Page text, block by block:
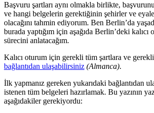
Başvuru şartları aynı olmakla birlikte,
ve hangi belgelerin gerektiğinin şehirler ve
olacağını tahmin ediyorum. Ben Berlin’da
burada yaptığım için aşağıda Berlin’deki kalıcı
sürecini anlatacağım.
Kalıcı oturum için gerekli tüm şartlara ve
bağlantıdan ulaşabilirsiniz (Almanca).
İlk yapmanız gereken yukarıdaki bağlantıdan
istenen tüm belgeleri hazırlamak. Bu yazının
aşağıdakiler gerekiyordu: